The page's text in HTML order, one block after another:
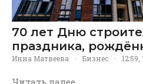
70 лет Дню
праздника,
Инна Матвеева · Бизнес · 12:59,